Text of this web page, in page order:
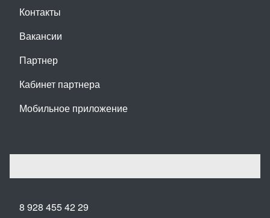
Контакты
Вакансии
Партнер
Кабинет партнера
Мобильное приложение
8 928 455 42 29